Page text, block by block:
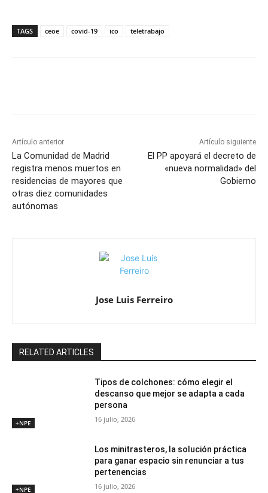
TAGS ceoe covid-19 ico teletrabajo
Artículo anterior
La Comunidad de Madrid
registra menos muertos en
residencias de mayores que
otras diez comunidades
autónomas
Artículo siguiente
El PP apoyará el decreto de
«nueva normalidad» del
Gobierno
Jose Luis Ferreiro
RELATED ARTICLES
+NPE
Tipos de colchones: cómo elegir el
descanso que mejor se adapta a cada
persona
16 julio, 2026
+NPE
Los minitrasteros, la solución práctica
para ganar espacio sin renunciar a tus
pertenencias
16 julio, 2026